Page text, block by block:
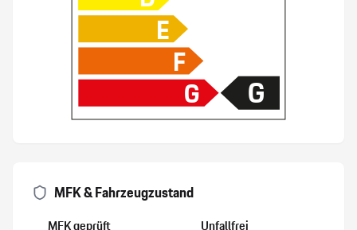
Fahrlichtassistent/ Regensensor
Spurhalteassistent LKA
Pack Sport Chrono
E
F
G G
MFK & Fahrzeugzustand
MFK geprüft
Unfallfrei